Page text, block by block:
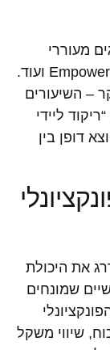
מעוררי
השראה: יוגה, פילאטיס, HIIT, קיקבוקס, Empower ועוד.
– השיעורים
ליידי
דופן בין
את היכולת
שמונחים
שיווי משקל